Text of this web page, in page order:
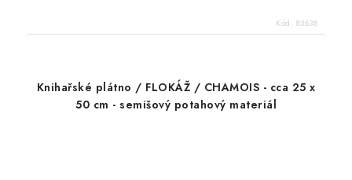
Kód: 83638
Knihařské plátno / FLOKÁŽ / CHAMOIS - cca 25 x
50 cm - semišový potahový materiál